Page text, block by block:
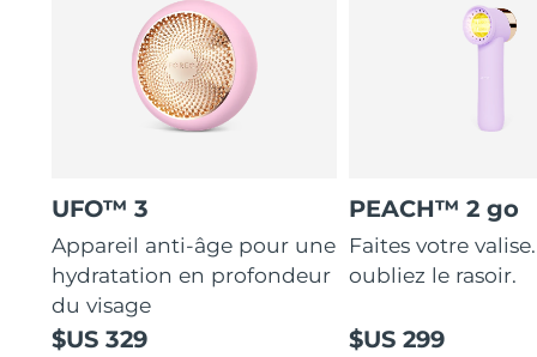
UFO™ 3
Appareil anti-âge pour une
hydratation en profondeur
du visage
$US 329
PEACH™ 2 go
Faites votre
oubliez le rasoir.
$US 299